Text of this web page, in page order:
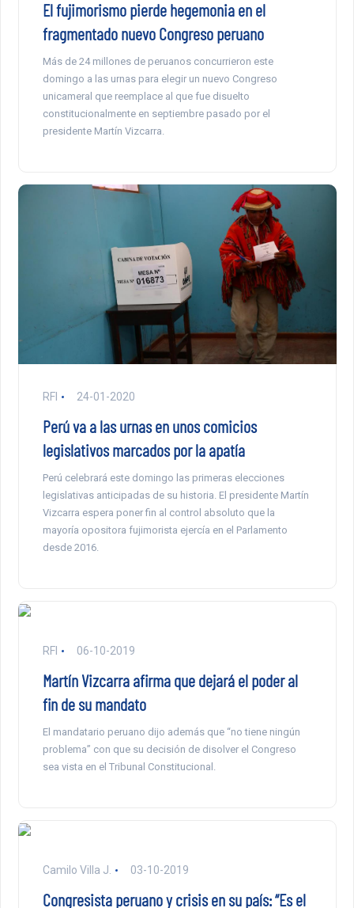
El fujimorismo pierde hegemonia en el
fragmentado nuevo Congreso peruano
Más de 24 millones de peruanos concurrieron este
domingo a las urnas para elegir un nuevo Congreso
unicameral que reemplace al que fue disuelto
constitucionalmente en septiembre pasado por el
presidente Martín Vizcarra.
RFI 24-01-2020
Perú va a las urnas en unos comicios
legislativos marcados por la apatía
Perú celebrará este domingo las primeras elecciones
legislativas anticipadas de su historia. El presidente Martín
Vizcarra espera poner fin al control absoluto que la
mayoría opositora fujimorista ejercía en el Parlamento
desde 2016.
RFI 06-10-2019
Martín Vizcarra afirma que dejará el poder al
fin de su mandato
El mandatario peruano dijo además que “no tiene ningún
problema” con que su decisión de disolver el Congreso
sea vista en el Tribunal Constitucional.
Camilo Villa J. 03-10-2019
Congresista peruano y crisis en su país: “Es el